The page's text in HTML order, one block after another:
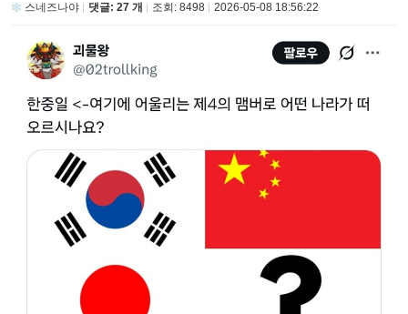
스네즈나야 댓글: 27 개 조회: 8498 2026-05-08 18:56:22